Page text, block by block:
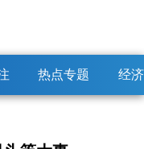
热点专题 经